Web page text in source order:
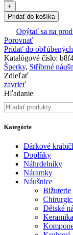
Pridať do košíka
Opýtať sa na
Porovnať
Pridať do
Katalógové číslo:
Šperky, Stříbrné
Zdieľať
zavrieť
Hľadanie
Kategórie
Dárkové
Doplňky
Náhrdelníky
Náramky
Náušnice
Bižuterie
Dětské
Keramika